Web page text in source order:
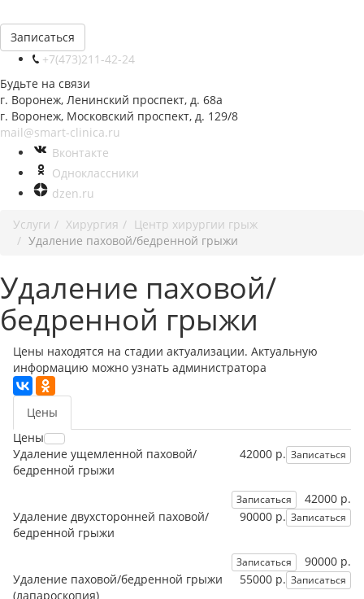
Записаться
+7(473)211-42-24
Будьте на связи
г. Воронеж, Ленинский проспект, д. 68а
г. Воронеж, Московский проспект, д. 129/8
mail@smart-clinica.ru
Вконтакте
Одноклассники
dzen.ru
Услуги
Хирургия
Центр хирургии грыж
Удаление паховой/бедренной грыжи
Удаление паховой/
бедренной грыжи
Цены находятся на стадии актуализации. Актуальную
информацию можно узнать администратора
Цены
Цены
Записаться
42000 р.
Удаление ущемленной паховой/
бедренной грыжи
42000 р.
Записаться
Записаться
90000 р.
Удаление двухсторонней паховой/
бедренной грыжи
90000 р.
Записаться
Записаться
55000 р.
Удаление паховой/бедренной грыжи
(лапароскопия)